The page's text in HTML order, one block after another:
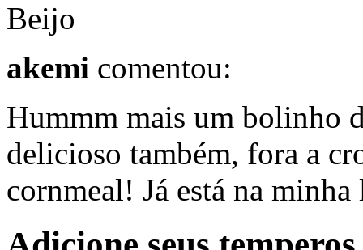
Beijo
akemi comentou:
Hummm mais um bolinho
delicioso também, fora a
cornmeal! Já está na